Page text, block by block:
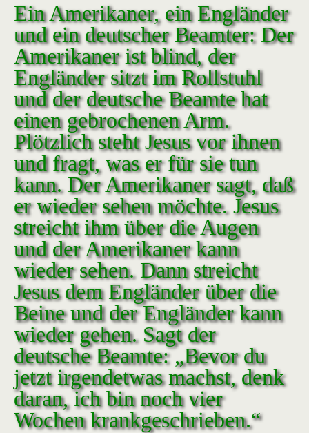
Ein Amerikaner, ein Engländer
und ein deutscher Beamter: Der
Amerikaner ist blind, der
Engländer sitzt im Rollstuhl
und der deutsche Beamte hat
einen gebrochenen Arm.
Plötzlich steht Jesus vor ihnen
und fragt, was er für sie tun
kann. Der Amerikaner sagt, daß
er wieder sehen möchte. Jesus
streicht ihm über die Augen
und der Amerikaner kann
wieder sehen. Dann streicht
Jesus dem Engländer über die
Beine und der Engländer kann
wieder gehen. Sagt der
deutsche Beamte: „Bevor du
jetzt irgendetwas machst, denk
daran, ich bin noch vier
Wochen krankgeschrieben.“